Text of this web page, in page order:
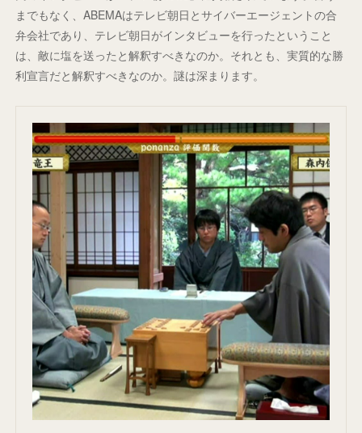
までもなく、ABEMAはテレビ朝日とサイバーエージェントの合
弁会社であり、テレビ朝日がインタビューを行ったということ
は、敵に塩を送ったと解釈すべきなのか。それとも、実質的な勝
利宣言だと解釈すべきなのか。謎は深まります。